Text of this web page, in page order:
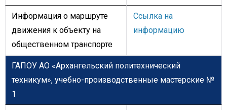
Информация о маршруте
движения к объекту на
общественном транспорте
Ссылка на
информацию
ГАПОУ АО «Архангельский политехнический
техникум», учебно-производственные мастерские №
1